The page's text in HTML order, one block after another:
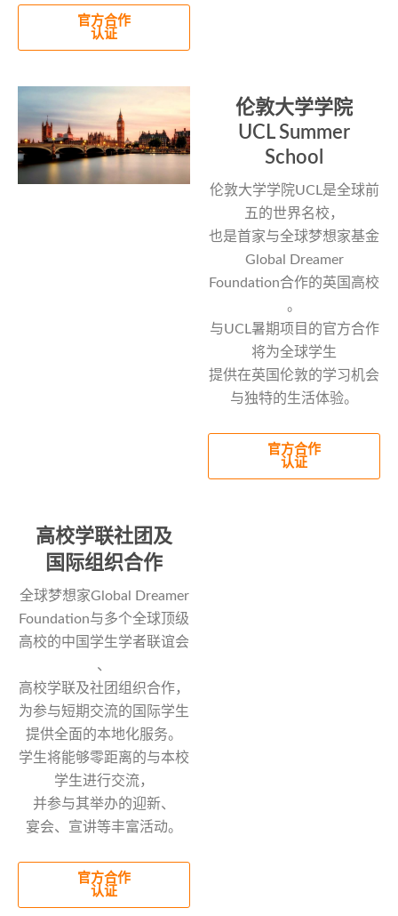
官方合作
认证
伦敦大学学院
UCL Summer
School
伦敦大学学院UCL是全球前
五的世界名校，
也是首家与全球梦想家基金
Global Dreamer
Foundation合作的英国高校
。
与UCL暑期项目的官方合作
将为全球学生
提供在英国伦敦的学习机会
与独特的生活体验。
官方合作
认证
高校学联社团及
国际组织合作
全球梦想家Global Dreamer
Foundation与多个全球顶级
高校的中国学生学者联谊会
、
高校学联及社团组织合作，
为参与短期交流的国际学生
提供全面的本地化服务。
学生将能够零距离的与本校
学生进行交流，
并参与其举办的迎新、
宴会、宣讲等丰富活动。
官方合作
认证